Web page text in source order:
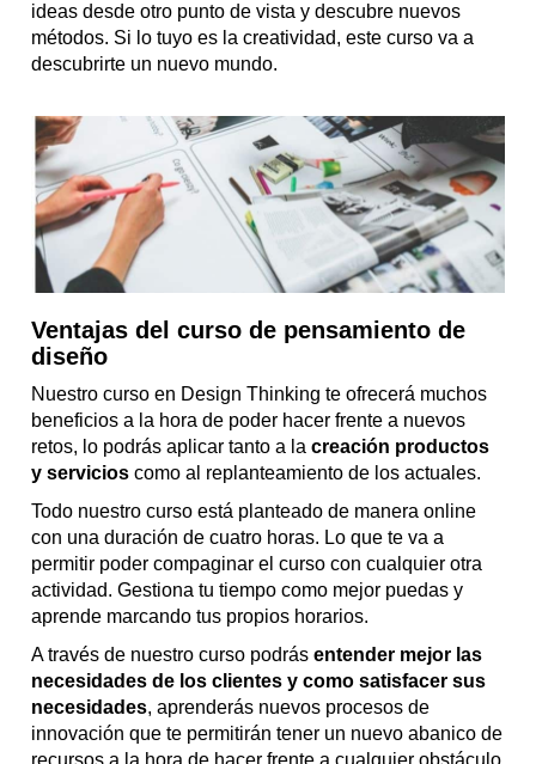
ideas desde otro punto de vista y descubre nuevos
métodos. Si lo tuyo es la creatividad, este curso va a
descubrirte un nuevo mundo.
Ventajas del curso de pensamiento de
diseño
Nuestro curso en Design Thinking te ofrecerá muchos
beneficios a la hora de poder hacer frente a nuevos
retos, lo podrás aplicar tanto a lacreación productos
y servicios como al replanteamiento de los actuales.
Todo nuestro curso está planteado de manera online
con una duración de cuatro horas. Lo que te va a
permitir poder compaginar el curso con cualquier otra
actividad. Gestiona tu tiempo como mejor puedas y
aprende marcando tus propios horarios.
A través de nuestro curso podrásentender mejor las
necesidades de los clientes y como satisfacer sus
necesidades, aprenderás nuevos procesos de
innovación que te permitirán tener un nuevo abanico de
recursos a la hora de hacer frente a cualquier obstáculo